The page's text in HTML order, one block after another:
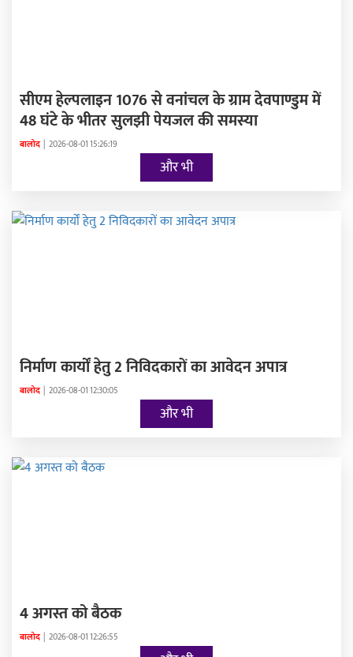
सीएम हेल्पलाइन 1076 से वनांचल के ग्राम देवपाण्डुम में
48 घंटे के भीतर सुलझी पेयजल की समस्या
बालोद | 2026-08-01 15:26:19
और भी
निर्माण कार्यों हेतु 2 निविदकारों का आवेदन अपात्र
बालोद | 2026-08-01 12:30:05
और भी
4 अगस्त को बैठक
बालोद | 2026-08-01 12:26:55